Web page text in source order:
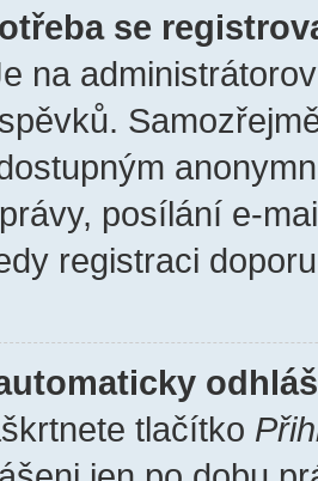
se
na
posílání e-
registraci
tlačítko